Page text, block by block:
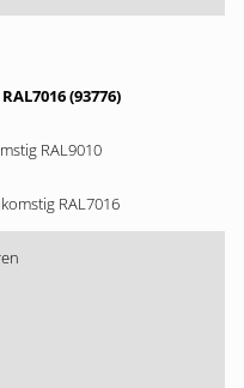
(93776)
RAL9010
RAL7016